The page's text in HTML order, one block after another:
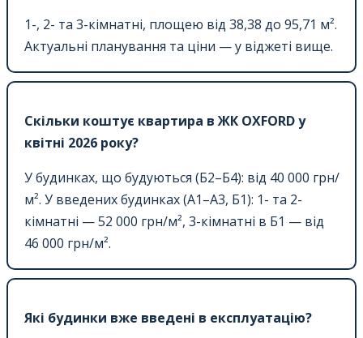
1-, 2- та 3-кімнатні, площею від 38,38 до 95,71 м².
Актуальні планування та ціни — у віджеті вище.
Скільки коштує квартира в ЖК OXFORD у
квітні 2026 року?
У будинках, що будуються (Б2–Б4): від 40 000 грн/
м². У введених будинках (А1–А3, Б1): 1- та 2-
кімнатні — 52 000 грн/м², 3-кімнатні в Б1 — від
46 000 грн/м².
Які будинки вже введені в експлуатацію?